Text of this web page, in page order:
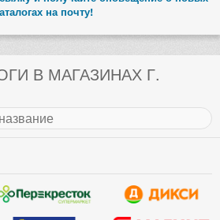
на почту!
В МАГАЗИНАХ Г.